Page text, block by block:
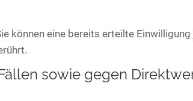
können eine bereits erteilte
sowie gegen